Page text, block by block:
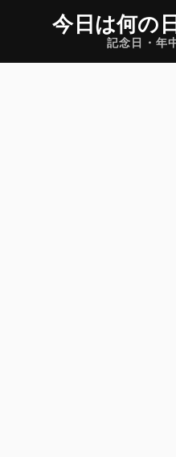
今日は何の日
記念日・年